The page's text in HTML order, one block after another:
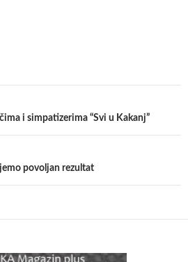
i simpatizerima “Svi u Kakanj”
povoljan rezultat